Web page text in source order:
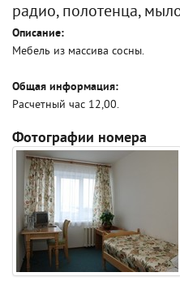
радио, полотенца,
Описание:
Мебель из массива сосны.
Общая информация:
Расчетный час 12,00.
Фотографии номера